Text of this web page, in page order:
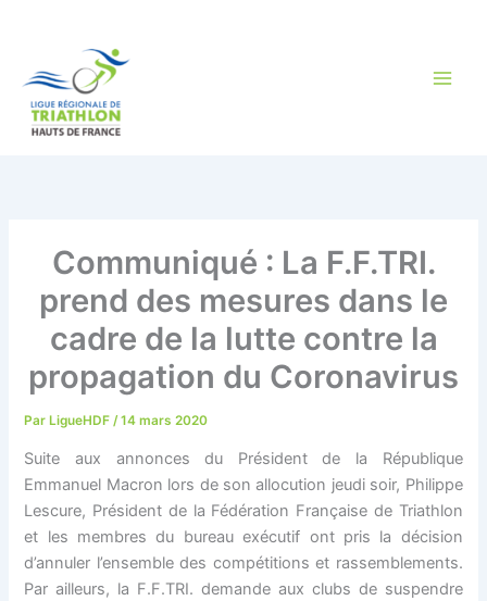
Communiqué : La F.F.TRI.
prend des mesures dans le
cadre de la lutte contre la
propagation du Coronavirus
ParLigueHDF /14 mars 2020
Suite aux annonces du Président de la République
Emmanuel Macron lors de son allocution jeudi soir, Philippe
Lescure, Président de la Fédération Française de Triathlon
et les membres du bureau exécutif ont pris la décision
d’annuler l’ensemble des compétitions et rassemblements.
Par ailleurs, la F.F.TRI. demande aux clubs de suspendre